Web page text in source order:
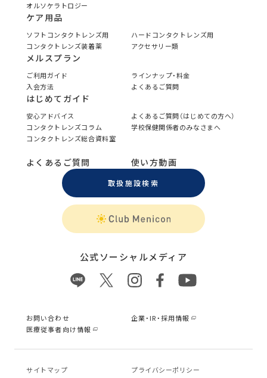
オルソケラトロジー
ケア用品
ソフトコンタクトレンズ用
ハードコンタクトレンズ用
コンタクトレンズ装着薬
アクセサリー類
メルスプラン
ご利用ガイド
ラインナップ・料金
入会方法
よくあるご質問
はじめてガイド
安心アドバイス
よくあるご質問（はじめての方へ）
コンタクトレンズコラム
学校保健関係者のみなさまへ
コンタクトレンズ総合資料室
よくあるご質問 使い方動画
取扱施設検索
公式ソーシャルメディア
お問い合わせ
企業・IR・採用情報
医療従事者向け情報
サイトマップ
プライバシーポリシー